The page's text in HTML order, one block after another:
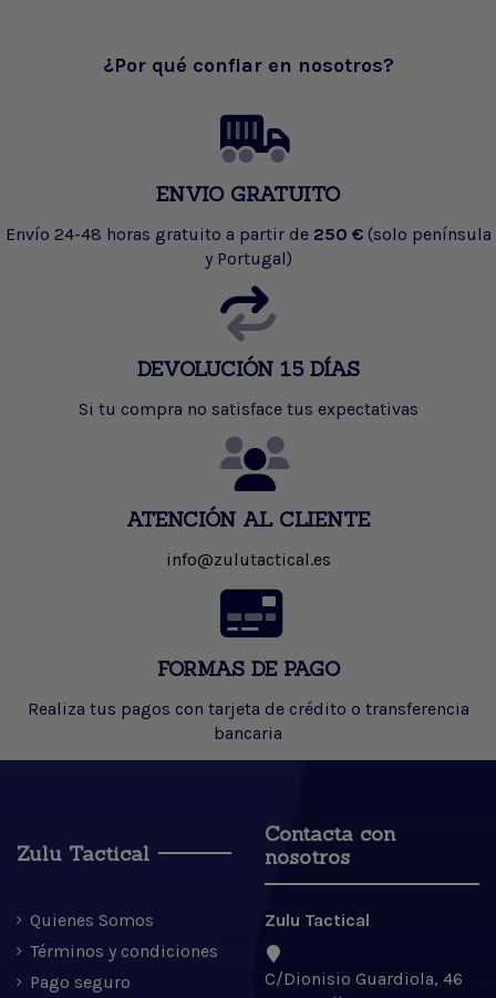
¿Por qué confiar en nosotros?
ENVIO GRATUITO
Envío 24-48 horas gratuito a partir de 250 € (solo península
y Portugal)
DEVOLUCIÓN 15 DÍAS
Si tu compra no satisface tus expectativas
ATENCIÓN AL CLIENTE
info@zulutactical.es
FORMAS DE PAGO
Realiza tus pagos con tarjeta de crédito o transferencia
bancaria
Zulu Tactical
Quienes Somos
Términos y condiciones
Pago seguro
Contacta con
nosotros
Zulu Tactical
C/Dionisio Guardiola, 46